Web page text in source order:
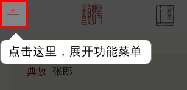
点击这里，展开功能菜单
典故 张郎